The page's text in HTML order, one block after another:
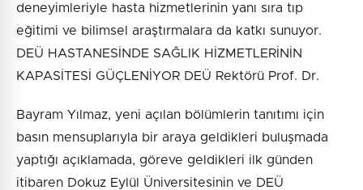
deneyimleriyle hasta hizmetlerinin yanı sıra tıp
eğitimi ve bilimsel araştırmalara da katkı sunuyor.
DEÜ HASTANESİNDE SAĞLIK HİZMETLERİNİN
KAPASİTESİ GÜÇLENİYOR DEÜ Rektörü Prof. Dr.
Bayram Yılmaz, yeni açılan bölümlerin tanıtımı için
basın mensuplarıyla bir araya geldikleri buluşmada
yaptığı açıklamada, göreve geldikleri ilk günden
itibaren Dokuz Eylül Üniversitesinin ve DEÜ